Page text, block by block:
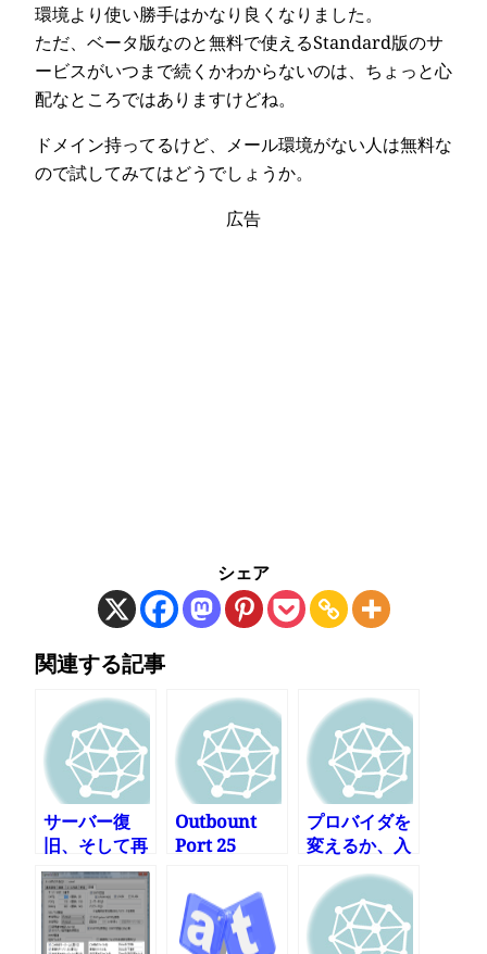
環境より使い勝手はかなり良くなりました。
ただ、ベータ版なのと無料で使えるStandard版のサ
ービスがいつまで続くかわからないのは、ちょっと心
配なところではありますけどね。
ドメイン持ってるけど、メール環境がない人は無料な
ので試してみてはどうでしょうか。
広告
シェア
関連する記事
サーバー復
旧、そして再
構築・・・ そ
の3
Outbount
Port 25
策できませ
ん!(いや、で
きました)
プロバイダを
変えるか、入
り直すか?
Outbound
Port 25
Blocking